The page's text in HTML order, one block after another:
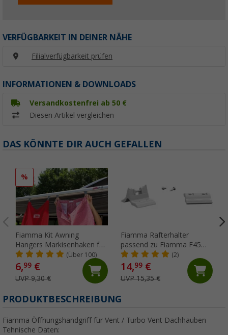
VERFÜGBARKEIT IN DEINER NÄHE
Filialverfügbarkeit prüfen
INFORMATIONEN & DOWNLOADS
Versandkostenfrei ab 50 €
Diesen Artikel vergleichen
DAS KÖNNTE DIR AUCH GEFALLEN
%
Fiamma Kit Awning
Hangers Markisenhaken für
die Kederschiene(Über 100)
6,99 €
UVP 9,30 €
Fiamma Rafterhalter
passend zu Fiamma F45
S/L / ZIP
(2)
14,99€
UVP 15,35 €
PRODUKTBESCHREIBUNG
Fiamma Öffnungshandgriff für Vent / Turbo Vent Dachhauben
Tehnische Daten: